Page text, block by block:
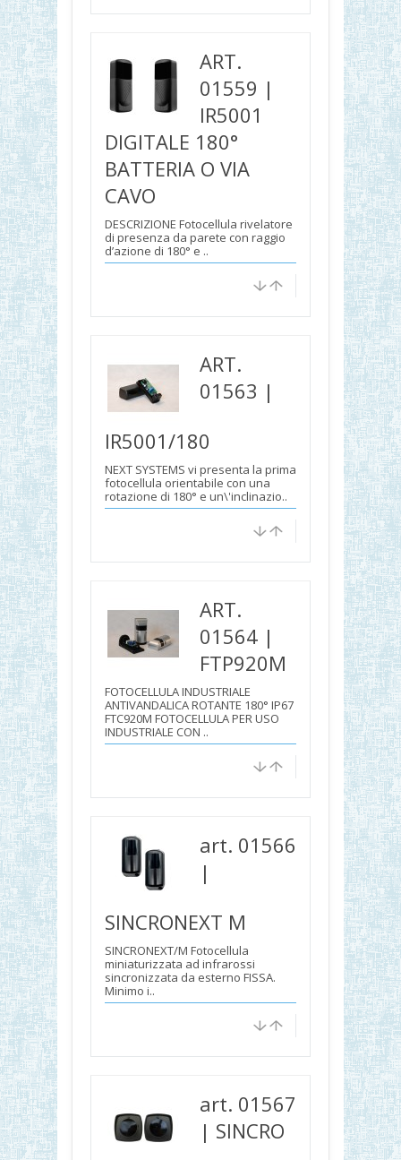
ART.
01559 |
IR5001
DIGITALE 180°
BATTERIA O VIA
CAVO
DESCRIZIONE Fotocellula rivelatore
di presenza da parete con raggio
d’azione di 180° e ..
ART.
01563 |
IR5001/180
NEXT SYSTEMS vi presenta la prima
fotocellula orientabile con una
rotazione di 180° e un\'inclinazio..
ART.
01564 |
FTP920M
FOTOCELLULA INDUSTRIALE
ANTIVANDALICA ROTANTE 180° IP67
FTC920M FOTOCELLULA PER USO
INDUSTRIALE CON ..
art. 01566
|
SINCRONEXT M
SINCRONEXT/M Fotocellula
miniaturizzata ad infrarossi
sincronizzata da esterno FISSA.
Minimo i..
art. 01567
| SINCRO